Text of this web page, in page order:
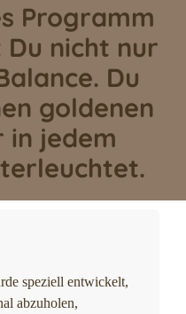
Programm
nicht nur
Du
goldenen
in jedem
speziell entwickelt,
abzuholen,